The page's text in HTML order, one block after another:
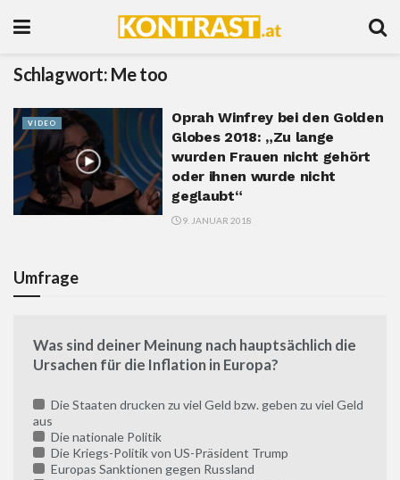
Schlagwort: Me too
VIDEO
Oprah Winfrey bei den Golden
Globes 2018: „Zu lange
wurden Frauen nicht gehört
oder ihnen wurde nicht
geglaubt“
9. JANUAR 2018
Umfrage
Was sind deiner Meinung nach hauptsächlich die
Ursachen für die Inflation in Europa?
Die Staaten drucken zu viel Geld bzw. geben zu viel Geld
aus
Die nationale Politik
Die Kriegs-Politik von US-Präsident Trump
Europas Sanktionen gegen Russland